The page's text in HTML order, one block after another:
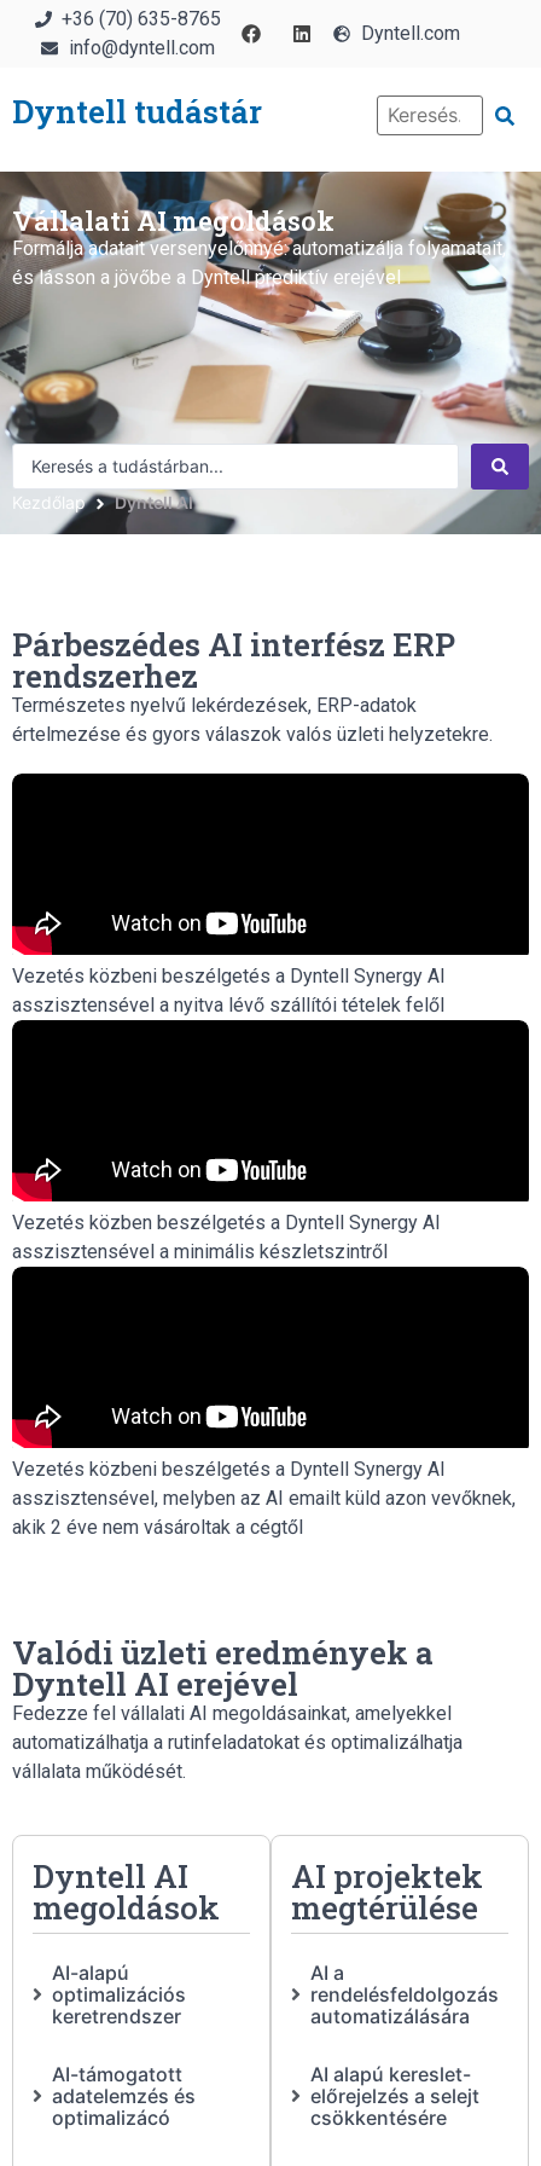
+36 (70) 635-8765
info@dyntell.com
Dyntell.com
Dyntell tudástár
Vállalati AI megoldások
Formálja adatait versenyelőnnyé: automatizálja folyamatait,
és lásson a jövőbe a Dyntell prediktív erejével
Kezdőlap Dyntell AI
Párbeszédes AI interfész ERP
rendszerhez
Természetes nyelvű lekérdezések, ERP-adatok
értelmezése és gyors válaszok valós üzleti helyzetekre.
Vezetés közbeni beszélgetés a Dyntell Synergy AI
asszisztensével a nyitva lévő szállítói tételek felől
Vezetés közben beszélgetés a Dyntell Synergy AI
asszisztensével a minimális készletszintről
Vezetés közbeni beszélgetés a Dyntell Synergy AI
asszisztensével, melyben az AI emailt küld azon vevőknek,
akik 2 éve nem vásároltak a cégtől
Valódi üzleti eredmények a
Dyntell AI erejével
Fedezze fel vállalati AI megoldásainkat, amelyekkel
automatizálhatja a rutinfeladatokat és optimalizálhatja
vállalata működését.
Dyntell AI
megoldások
AI-alapú
optimalizációs
keretrendszer
AI-támogatott
adatelemzés és
optimalizácó
AI projektek
megtérülése
AI a
rendelésfeldolgozás
automatizálására
AI alapú kereslet-
előrejelzés a selejt
csökkentésére